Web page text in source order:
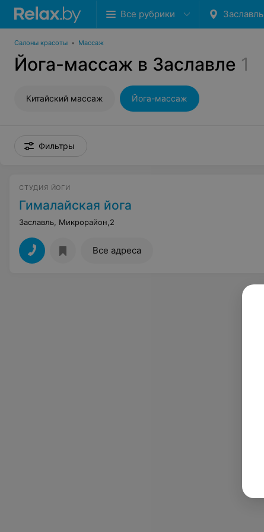
Все рубрики Заславль
Салоны красоты • Массаж
Йога-массаж в Заславле 1
Китайский массаж Йога-массаж
Фильтры
СТУДИЯ ЙОГИ
Гималайская йога
Заславль, Микрорайон,2
Все адреса